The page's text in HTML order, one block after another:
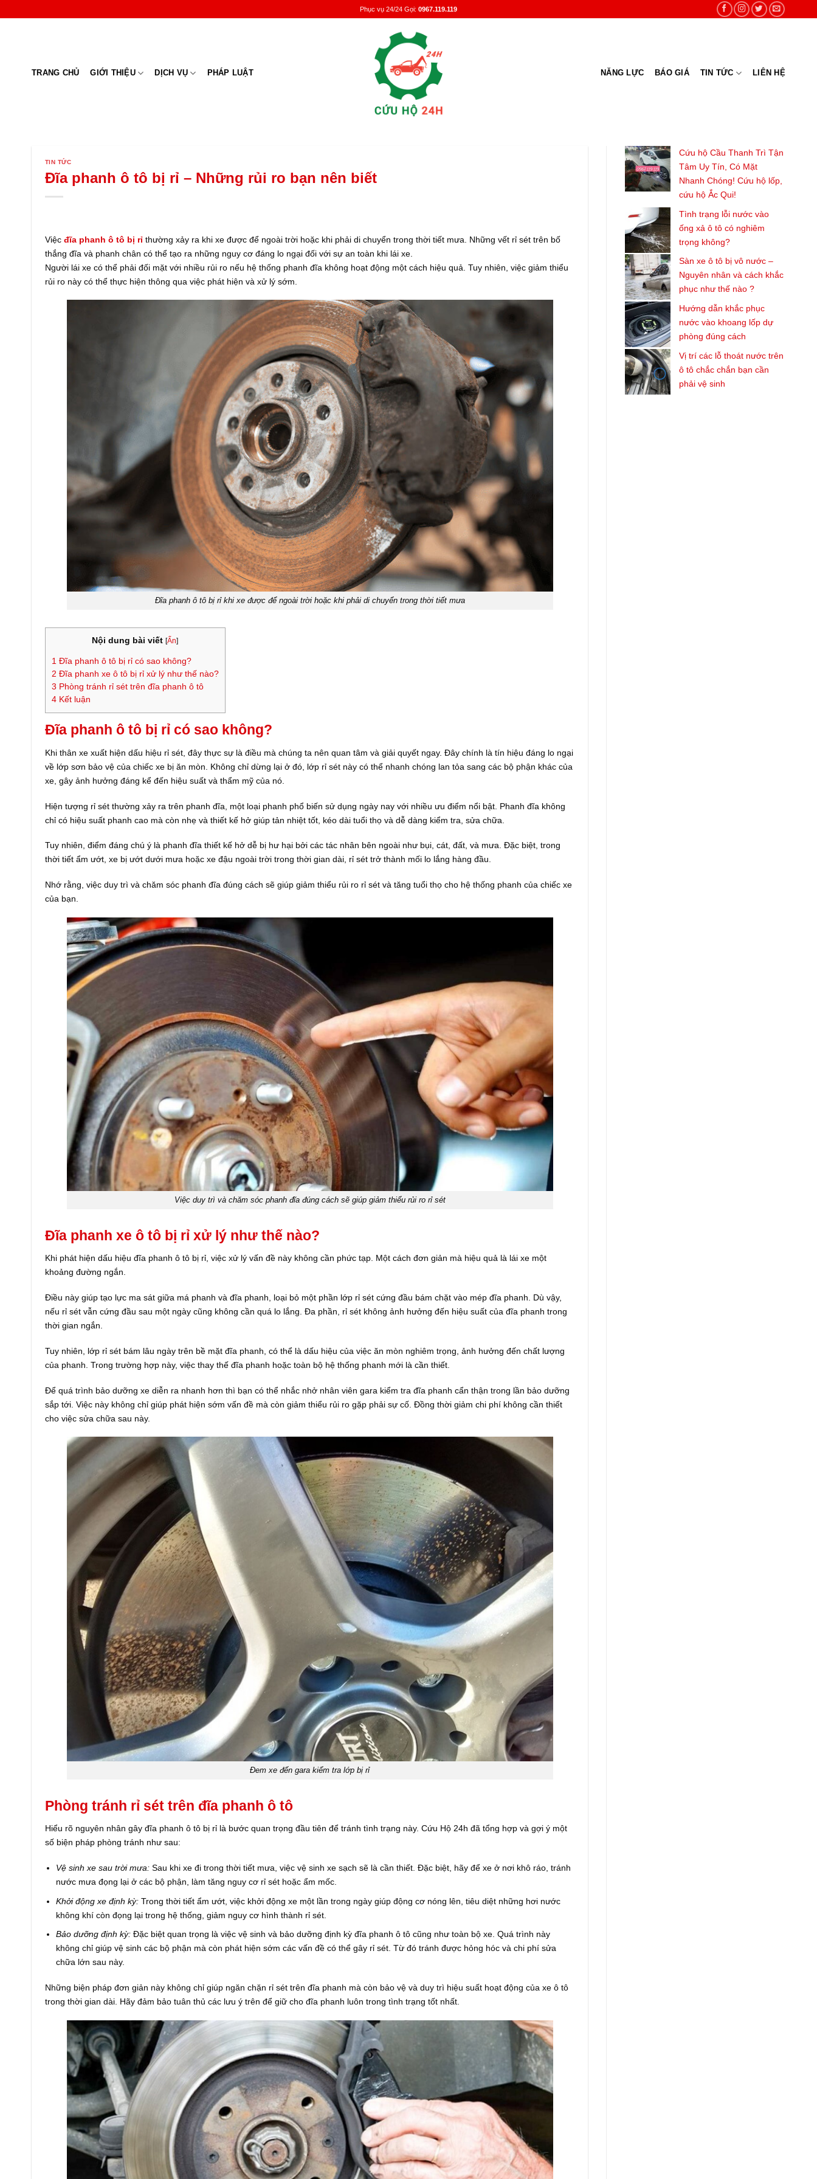
to
Phục vụ 24/24 Gọi: 0967.119.119
TRANG CHỦ GIỚI THIỆU DỊCH VỤ PHÁP LUẬT NĂNG LỰC BÁO GIÁ TIN TỨC LIÊN HỆ
TIN TỨC
Đĩa phanh ô tô bị rỉ – Những rủi ro bạn nên biết
Việc đĩa phanh ô tô bị rỉ thường xảy ra khi xe được để ngoài trời hoặc khi phải di chuyển trong thời tiết mưa. Những vết rỉ sét trên bố
thắng đĩa và phanh chân có thể tạo ra những nguy cơ đáng lo ngại đối với sự an toàn khi lái xe.
Người lái xe có thể phải đối mặt với nhiều rủi ro nếu hệ thống phanh đĩa không hoạt động một cách hiệu quả. Tuy nhiên, việc giảm thiểu
rủi ro này có thể thực hiện thông qua việc phát hiện và xử lý sớm.
Đĩa phanh ô tô bị rỉ khi xe được để ngoài trời hoặc khi phải di chuyển trong thời tiết mưa
Nội dung bài viết [Ẩn]
1Đĩa phanh ô tô bị rỉ có sao không?
2 Đĩa phanh xe ô tô bị rỉ xử lý như thế nào?
3 Phòng tránh rỉ sét trên đĩa phanh ô tô
4Kết luận
Đĩa phanh ô tô bị rỉ có sao không?
Khi thân xe xuất hiện dấu hiệu rỉ sét, đây thực sự là điều mà chúng ta nên quan tâm và giải quyết ngay. Đây chính là tín hiệu đáng lo ngại
về lớp sơn bảo vệ của chiếc xe bị ăn mòn. Không chỉ dừng lại ở đó, lớp rỉ sét này có thể nhanh chóng lan tỏa sang các bộ phận khác của
xe, gây ảnh hưởng đáng kể đến hiệu suất và thẩm mỹ của nó.
Hiện tượng rỉ sét thường xảy ra trên phanh đĩa, một loại phanh phổ biến sử dụng ngày nay với nhiều ưu điểm nổi bật. Phanh đĩa không
chỉ có hiệu suất phanh cao mà còn nhẹ và thiết kế hở giúp tản nhiệt tốt, kéo dài tuổi thọ và dễ dàng kiểm tra, sửa chữa.
Tuy nhiên, điểm đáng chú ý là phanh đĩa thiết kế hở dễ bị hư hại bởi các tác nhân bên ngoài như bụi, cát, đất, và mưa. Đặc biệt, trong
thời tiết ẩm ướt, xe bị ướt dưới mưa hoặc xe đậu ngoài trời trong thời gian dài, rỉ sét trở thành mối lo lắng hàng đầu.
Nhớ rằng, việc duy trì và chăm sóc phanh đĩa đúng cách sẽ giúp giảm thiểu rủi ro rỉ sét và tăng tuổi thọ cho hệ thống phanh của chiếc xe
của bạn.
Việc duy trì và chăm sóc phanh đĩa đúng cách sẽ giúp giảm thiểu rủi ro rỉ sét
Đĩa phanh xe ô tô bị rỉ xử lý như thế nào?
Khi phát hiện dấu hiệu đĩa phanh ô tô bị rỉ, việc xử lý vấn đề này không cần phức tạp. Một cách đơn giản mà hiệu quả là lái xe một
khoảng đường ngắn.
Điều này giúp tạo lực ma sát giữa má phanh và đĩa phanh, loại bỏ một phần lớp rỉ sét cứng đầu bám chặt vào mép đĩa phanh. Dù vậy,
nếu rỉ sét vẫn cứng đầu sau một ngày cũng không cần quá lo lắng. Đa phần, rỉ sét không ảnh hưởng đến hiệu suất của đĩa phanh trong
thời gian ngắn.
Tuy nhiên, lớp rỉ sét bám lâu ngày trên bề mặt đĩa phanh, có thể là dấu hiệu của việc ăn mòn nghiêm trọng, ảnh hưởng đến chất lượng
của phanh. Trong trường hợp này, việc thay thế đĩa phanh hoặc toàn bộ hệ thống phanh mới là cần thiết.
Để quá trình bảo dưỡng xe diễn ra nhanh hơn thì bạn có thể nhắc nhở nhân viên gara kiểm tra đĩa phanh cẩn thận trong lần bảo dưỡng
sắp tới. Việc này không chỉ giúp phát hiện sớm vấn đề mà còn giảm thiểu rủi ro gặp phải sự cố. Đồng thời giảm chi phí không cần thiết
cho việc sửa chữa sau này.
Đem xe đến gara kiểm tra lớp bị rỉ
Phòng tránh rỉ sét trên đĩa phanh ô tô
Hiểu rõ nguyên nhân gây đĩa phanh ô tô bị rỉ là bước quan trọng đầu tiên để tránh tình trạng này. Cứu Hộ 24h đã tổng hợp và gợi ý một
số biện pháp phòng tránh như sau:
Vệ sinh xe sau trời mưa: Sau khi xe đi trong thời tiết mưa, việc vệ sinh xe sạch sẽ là cần thiết. Đặc biệt, hãy để xe ở nơi khô ráo, tránh
nước mưa đọng lại ở các bộ phận, làm tăng nguy cơ rỉ sét hoặc ẩm mốc.
Khởi động xe định kỳ: Trong thời tiết ẩm ướt, việc khởi động xe một lần trong ngày giúp động cơ nóng lên, tiêu diệt những hơi nước
không khí còn đọng lại trong hệ thống, giảm nguy cơ hình thành rỉ sét.
Bảo dưỡng định kỳ:Đặc biệt quan trọng là việc vệ sinh và bảo dưỡng định kỳ đĩa phanh ô tô cũng như toàn bộ xe. Quá trình này
không chỉ giúp vệ sinh các bộ phận mà còn phát hiện sớm các vấn đề có thể gây rỉ sét. Từ đó tránh được hỏng hóc và chi phí sửa
chữa lớn sau này.
Những biện pháp đơn giản này không chỉ giúp ngăn chặn rỉ sét trên đĩa phanh mà còn bảo vệ và duy trì hiệu suất hoạt động của xe ô tô
trong thời gian dài. Hãy đảm bảo tuân thủ các lưu ý trên để giữ cho đĩa phanh luôn trong tình trạng tốt nhất.
Cứu hộ Cầu Thanh Trì Tận
Tâm Uy Tín, Có Mặt
Nhanh Chóng! Cứu hộ lốp,
cứu hộ Ắc Qui!
Tình trạng lỗi nước vào
ống xả ô tô có nghiêm
trọng không?
Sàn xe ô tô bị vô nước –
Nguyên nhân và cách khắc
phục như thế nào ?
Hướng dẫn khắc phục
nước vào khoang lốp dự
phòng đúng cách
Vị trí các lỗ thoát nước trên
ô tô chắc chắn bạn cần
phải vệ sinh